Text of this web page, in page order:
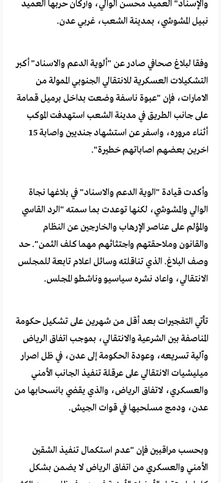
والإسناد" العميد محسن الوالي، وأركان حربها العميد
نبيل المشوشي، بمدينة الشعب، غربي عدن.
وفقا لبلاغ صحافي صادر عن "ألوية الدعم والاسناد" أكبر
التشكيلات العسكرية للانتقالي الجنوبي الممولة من
الامارات، فإن "عبوة ناسفة وضعت بداخل برميل قمامة
على جانب الطريق في مدينة الشعب استهدفت الموكب
أثناء مروره، واسفر عن استشهاد جنديين واصابة 15
اخرين بعضهم اصاباتهم خطيرة".
وأكدت قيادة "الوية الدعم والاسناد" في بلاغها نجاة
الوالي والمشوشي، لكنها توعدت بما سمته "الرد القاسي
والمؤلم على عناصر الإرهاب والخارجين عن النظام
والقانون وملاحقتهم واجتثاثهم مهما كلف الثمن". حد
وصف البلاغ. الذي تناقلته وسائل اعلام تابعة للمجلس
الانتقالي، واعاد نشره سياسيو وناشطو المجلس.
تأتي التفجيرات بعد أقل من شهرين على تشكيل حكومة
المناصفة بين الشرعية والانتقالي، بموجب اتفاق الرياض
وآلية تسريعه، وعودة الحكومة إلى عدن، في ظل اصرار
ميليشيات الانتقالي على عرقلة تنفيذ الجانب الأمني
والعسكري، لاتفاق الرياض، والذي يقضي بانسحابها من
عدن، ودمج مسلحيها في قوات الجيش.
وبحسب مراقبين فإن "عدم استكمال تنفيذ الشقين
الأمني والعسكري من اتفاق الرياض لا يضمن بشكل